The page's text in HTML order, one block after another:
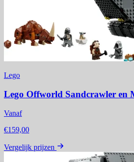
Lego
Lego Offworld Sandcrawler en
Vanaf
€159,00
Vergelijk prijzen